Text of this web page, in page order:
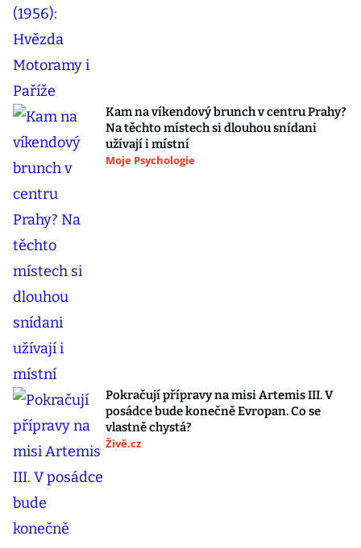
Kam na víkendový brunch v centru Prahy?
Na těchto místech si dlouhou snídani
užívají i místní
Moje Psychologie
Pokračují přípravy na misi Artemis III. V
posádce bude konečně Evropan. Co se
vlastně chystá?
Živě.cz